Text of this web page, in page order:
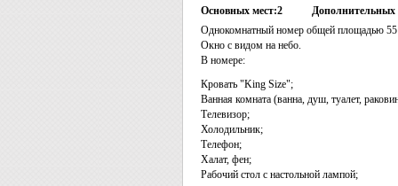
Основных мест:2
Дополнительных
Однокомнатный номер общей площадью
Окно с видом на небо.
В номере:
Кровать "King Size";
Ванная комната (ванна, душ, туалет,
Телевизор;
Холодильник;
Телефон;
Халат, фен;
Рабочий стол с настольной лампой;